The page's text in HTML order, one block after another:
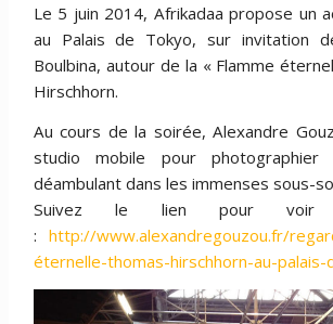
Le 5 juin 2014, Afrikadaa propose un
au Palais de Tokyo, sur invitation
Boulbina, autour de la « Flamme
Hirschhorn.
Au cours de la soirée, Alexandre
studio mobile pour photographier
déambulant dans les immenses sous-
Suivez le lien pour voir
:http://www.alexandregouzou.fr/
éternelle-thomas-hirschhorn-au-